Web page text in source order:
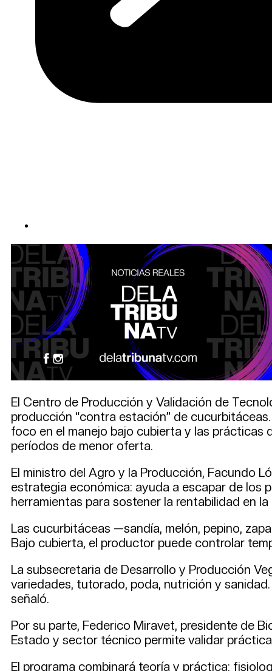
El Centro de Producción y Validación de
producción “contra estación” de
foco en el manejo bajo cubierta y las prácticas
períodos de menor oferta.
El ministro del Agro y la Producción, Facundo
estrategia económica: ayuda a escapar de los
herramientas para sostener la rentabilidad en la
Las cucurbitáceas —sandía, melón, pepino,
Bajo cubierta, el productor puede controlar
La subsecretaria de Desarrollo y Producción
variedades, tutorado, poda, nutrición y
señaló.
Por su parte, Federico Miravet, presidente de
Estado y sector técnico permite validar
El programa combinará teoría y práctica: